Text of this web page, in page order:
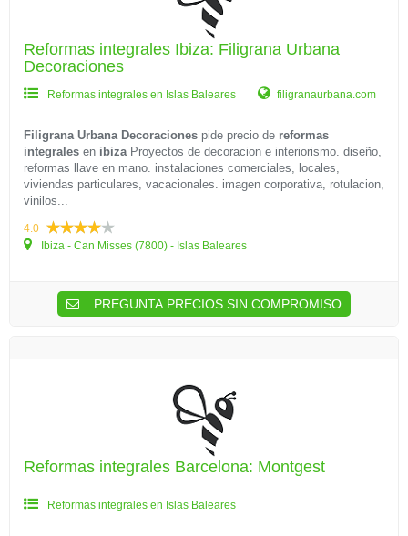
Reformas integrales Ibiza: Filigrana Urbana
Decoraciones
Reformas integrales en Islas Baleares filigranaurbana.com
Filigrana Urbana Decoraciones pide precio de reformas
integrales en ibizaProyectos de decoracion e interiorismo. diseño,
reformas llave en mano. instalaciones comerciales, locales,
viviendas particulares, vacacionales. imagen corporativa, rotulacion,
vinilos...
4.0
Ibiza - Can Misses (7800) - Islas Baleares
PREGUNTA PRECIOS SIN COMPROMISO
Reformas integrales Barcelona: Montgest
Reformas integrales en Islas Baleares